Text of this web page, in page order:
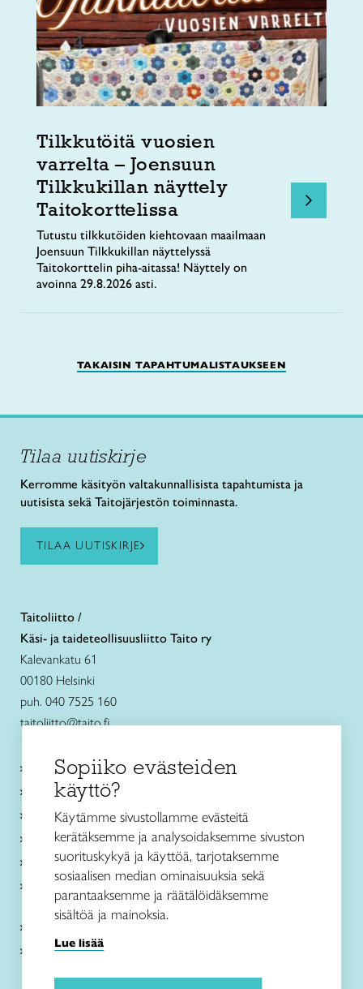
Tilkkutöitä vuosien
varrelta – Joensuun
Tilkkukillan näyttely
Taitokorttelissa
Tutustu tilkkutöiden kiehtovaan maailmaan
Joensuun Tilkkukillan näyttelyssä
Taitokorttelin piha-aitassa! Näyttely on
avoinna 29.8.2026 asti.
TAKAISIN TAPAHTUMALISTAUKSEEN
Tilaa uutiskirje
Kerromme käsityön valtakunnallisista tapahtumista ja
uutisista sekä Taitojärjestön toiminnasta.
TILAA UUTISKIRJE
Taitoliitto /
Käsi- ja taideteollisuusliitto Taito ry
Kalevankatu 61
00180 Helsinki
puh. 040 7525 160
taitoliitto@taito.fi
Käsityökurssit ja koulutus
Ajankohtaista
Käsityöohjeet
Me olemme Taito
Paikallinen toiminta
Verkkokaupat
Kirjaudu Arviin
Kirjaudu Taitocampukseen
Sopiiko evästeiden
käyttö?
Käytämme sivustollamme evästeitä
kerätäksemme ja analysoidaksemme sivuston
suorituskykyä ja käyttöä, tarjotaksemme
sosiaalisen median ominaisuuksia sekä
parantaaksemme ja räätälöidäksemme
sisältöä ja mainoksia.
Lue lisää